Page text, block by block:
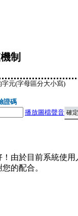
制
元(字母區分大小寫)
證碼
播放圖檔聲音
由於目前系統使
的配合。